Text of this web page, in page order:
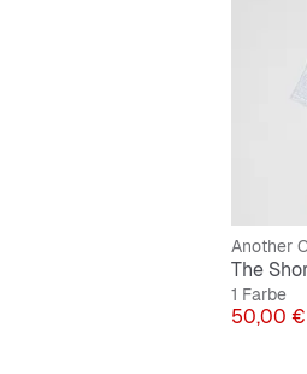
Another
The
1 Farbe
Preis
50,00 €